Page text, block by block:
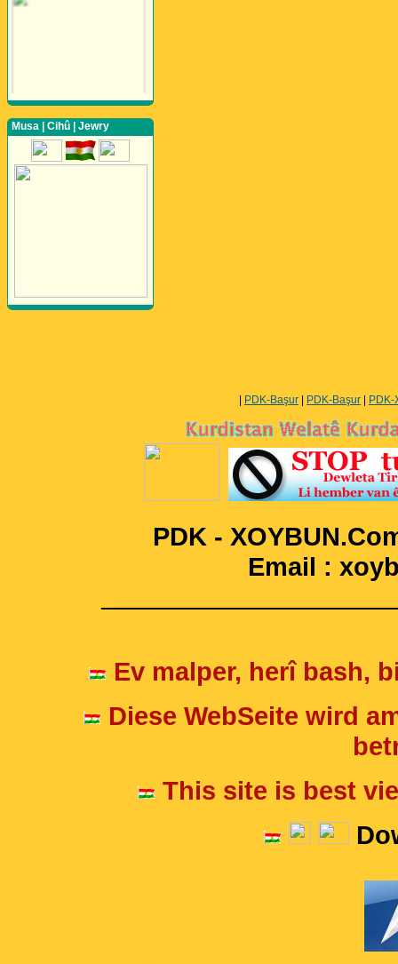
Musa | Cihû | Jewry
PDK-Başur PDK-Başur
PDK -
Email :
Ev malper, herî bash,
Diese WebSeite wird
This site is best